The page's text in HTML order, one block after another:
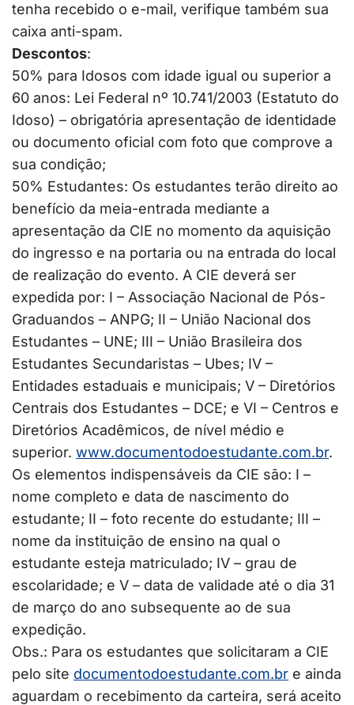
tenha recebido o e-mail, verifique também sua
caixa anti-spam.
Descontos:
50% para Idosos com idade igual ou superior a
60 anos: Lei Federal nº 10.741/2003 (Estatuto do
Idoso) – obrigatória apresentação de identidade
ou documento oficial com foto que comprove a
sua condição;
50% Estudantes: Os estudantes terão direito ao
benefício da meia-entrada mediante a
apresentação da CIE no momento da aquisição
do ingresso e na portaria ou na entrada do local
de realização do evento. A CIE deverá ser
expedida por: I – Associação Nacional de Pós-
Graduandos – ANPG; II – União Nacional dos
Estudantes – UNE; III – União Brasileira dos
Estudantes Secundaristas – Ubes; IV –
Entidades estaduais e municipais; V – Diretórios
Centrais dos Estudantes – DCE; e VI – Centros e
Diretórios Acadêmicos, de nível médio e
superior. www.documentodoestudante.com.br.
Os elementos indispensáveis da CIE são: I –
nome completo e data de nascimento do
estudante; II – foto recente do estudante; III –
nome da instituição de ensino na qual o
estudante esteja matriculado; IV – grau de
escolaridade; e V – data de validade até o dia 31
de março do ano subsequente ao de sua
expedição.
Obs.: Para os estudantes que solicitaram a CIE
pelo site documentodoestudante.com.br e ainda
aguardam o recebimento da carteira, será aceito